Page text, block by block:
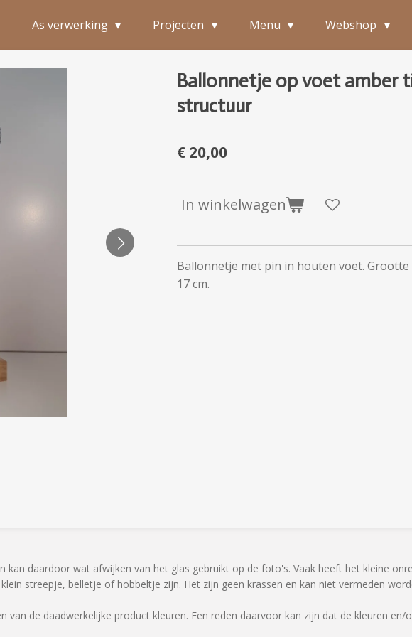
As verwerking Projecten Menu Webshop
Ballonnetje op voet amber
structuur
€ 20,00
In winkelwagen
Ballonnetje met pin in houten voet. Grootte
17 cm.
kan daardoor wat afwijken van het glas gebruikt op de foto's. Vaak heeft het kleine
streepje, belletje of hobbeltje zijn. Het zijn geen krassen en kan niet vermeden
van de daadwerkelijke product kleuren. Een reden daarvoor kan zijn dat de kleuren en/